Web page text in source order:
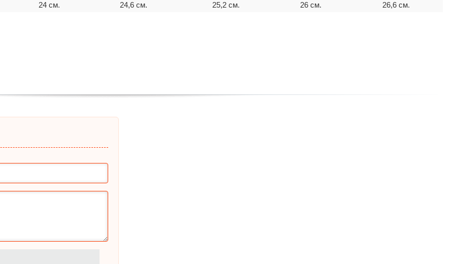
24 см.
24,6 см. 25,2 см. 26 см. 26,6 см.